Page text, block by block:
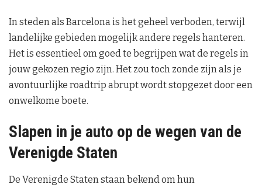
In steden als Barcelona is het geheel verboden, terwijl
landelijke gebieden mogelijk andere regels hanteren.
Het is essentieel om goed te begrijpen wat de regels in
jouw gekozen regio zijn. Het zou toch zonde zijn als je
avontuurlijke roadtrip abrupt wordt stopgezet door een
onwelkome boete.
Slapen in je auto op de wegen van de
Verenigde Staten
De Verenigde Staten staan bekend om hun